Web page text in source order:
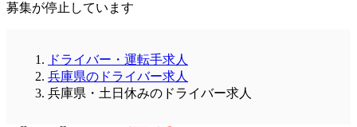
募集が停止しています
ドライバー・運転手求人
兵庫県のドライバー求人
兵庫県・土日休みのドライバー求人